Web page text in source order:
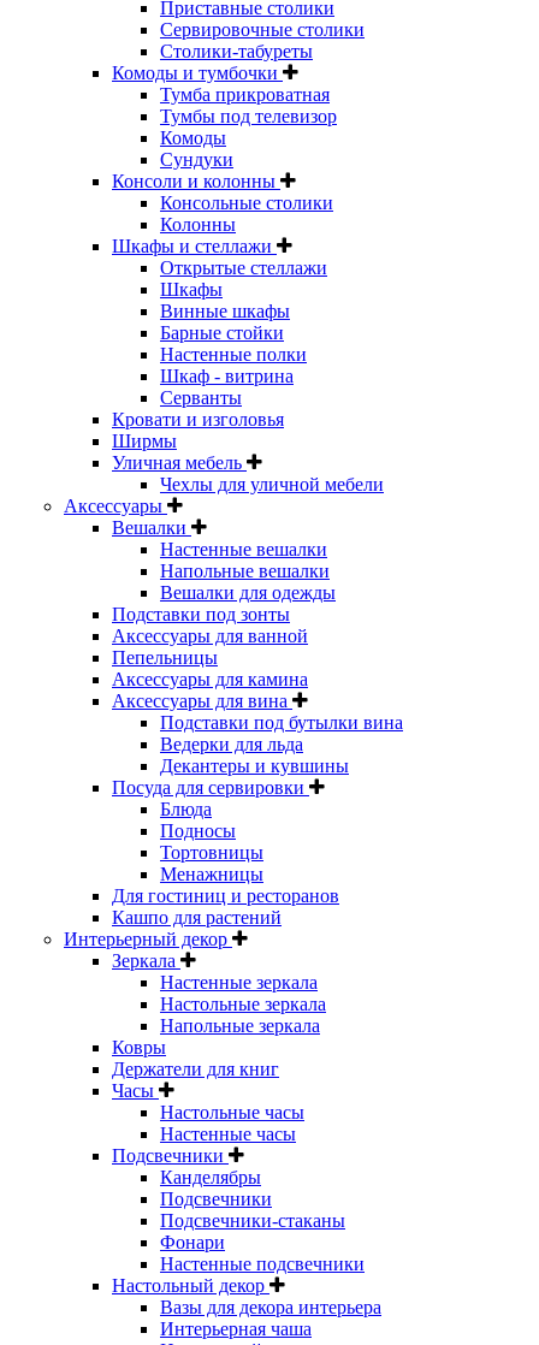
Приставные столики
Сервировочные столики
Столики-табуреты
Комоды и тумбочки
Тумба прикроватная
Тумбы под телевизор
Комоды
Сундуки
Консоли и колонны
Консольные столики
Колонны
Шкафы и стеллажи
Открытые стеллажи
Шкафы
Винные шкафы
Барные стойки
Настенные полки
Шкаф - витрина
Серванты
Кровати и изголовья
Ширмы
Уличная мебель
Чехлы для уличной мебели
Аксессуары
Вешалки
Настенные вешалки
Напольные вешалки
Вешалки для одежды
Подставки под зонты
Аксессуары для ванной
Пепельницы
Аксессуары для камина
Аксессуары для вина
Подставки под бутылки вина
Ведерки для льда
Декантеры и кувшины
Посуда для сервировки
Блюда
Подносы
Тортовницы
Менажницы
Для гостиниц и ресторанов
Кашпо для растений
Интерьерный декор
Зеркала
Настенные зеркала
Настольные зеркала
Напольные зеркала
Ковры
Держатели для книг
Часы
Настольные часы
Настенные часы
Подсвечники
Канделябры
Подсвечники
Подсвечники-стаканы
Фонари
Настенные подсвечники
Настольный декор
Вазы для декора интерьера
Интерьерная чаша